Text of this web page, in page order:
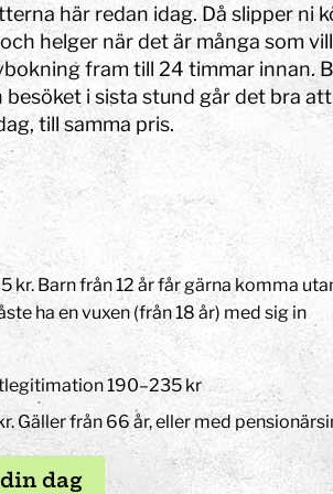
Konst
Stella
här redan idag. Då slipper ni
helger när det är många som vill
fram till 24 timmar innan.
i sista stund går det bra att
till samma pris.
kr. Barn från 12 år får gärna komma
ha en vuxen (från 18 år) med sig in
190–235 kr
Gäller från 66 år, eller med
dag